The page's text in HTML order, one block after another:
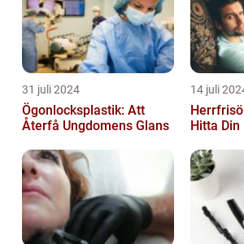
31 juli 2024
Ögonlocksplastik: Att
Återfå Ungdomens Glans
14 juli
Hitta Din